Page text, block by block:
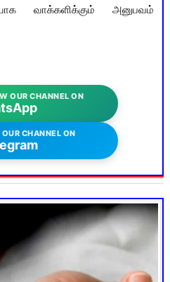
வாக்களிக்கும் அனுபவம்
OUR CHANNEL ON
CHANNEL ON